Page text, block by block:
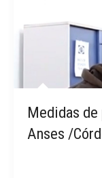
Medidas
Anses /